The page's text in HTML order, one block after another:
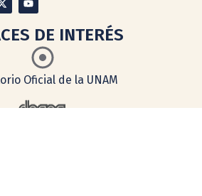
DE INTERÉS
Oficial de la UNAM